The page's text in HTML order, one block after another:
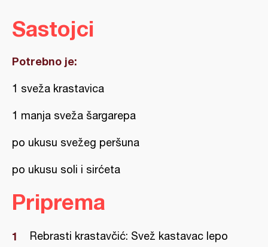
Sastojci
Potrebno je:
1 sveža krastavica
1 manja sveža šargarepa
po ukusu svežeg peršuna
po ukusu soli i sirćeta
Priprema
Rebrasti krastavčić: Svež kastavac lepo